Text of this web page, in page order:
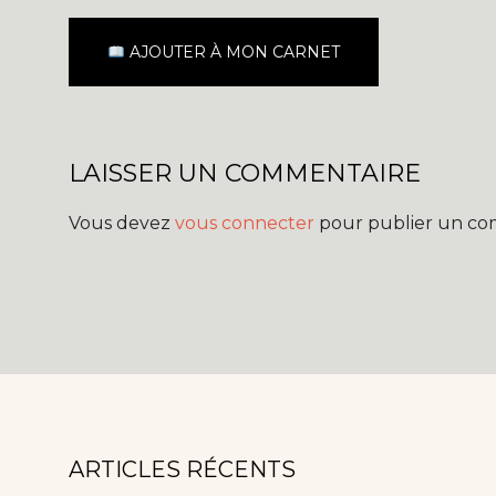
AJOUTER À MON CARNET
LAISSER UN COMMENTAIRE
Vous devez vous connecter pour publier un
ARTICLES RÉCENTS